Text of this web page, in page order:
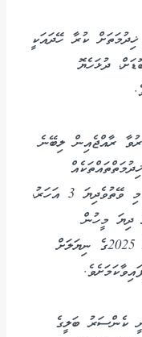
ކުރާ ހޭދައަކީ
ދުޅަހެޔޮ
ރާއްޖެއިން ލިބޭނެ
ރާއްޖެއަށް ފުޅާކޮށްފައިވާކަމަށެވެ. އެގޮތުން މި ވޭތުވެދިޔަ 3 އަހަރު،
ދިޔަ މީހުން
މަދުކުރެވިފަވާކަމަށެވެ. އެގޮތުން 2023އިން 2025ގެ ނިޔަލަށް
ކެންސަރު ބަލީގެ